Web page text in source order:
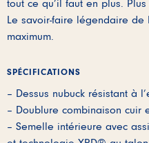
tout ce qu’il faut en plus.
Le savoir-faire légendaire de
maximum.
SPÉCIFICATIONS
– Dessus nubuck résistant à
– Doublure combinaison cuir
– Semelle intérieure avec